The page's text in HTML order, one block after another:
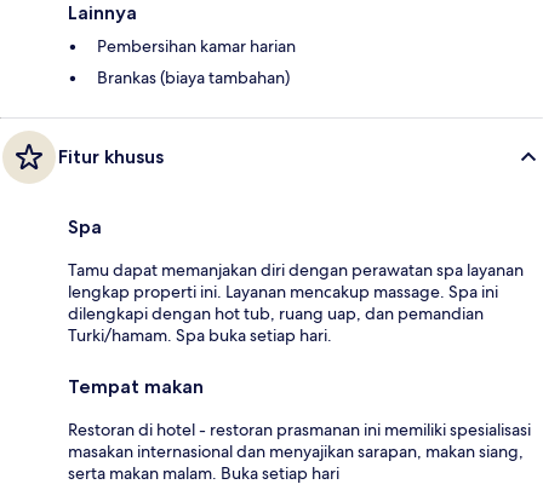
Lainnya
Pembersihan kamar harian
Brankas (biaya tambahan)
Fitur khusus
Spa
Tamu dapat memanjakan diri dengan perawatan spa layanan
lengkap properti ini. Layanan mencakup massage. Spa ini
dilengkapi dengan hot tub, ruang uap, dan pemandian
Turki/hamam. Spa buka setiap hari.
Tempat makan
Restoran di hotel - restoran prasmanan ini memiliki spesialisasi
masakan internasional dan menyajikan sarapan, makan siang,
serta makan malam. Buka setiap hari